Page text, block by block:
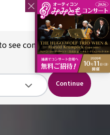
see content
Continue